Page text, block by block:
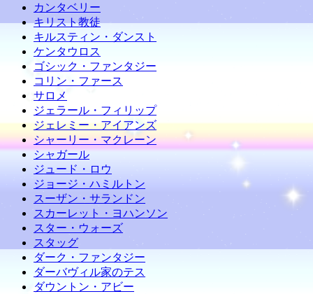
カンタベリー
キリスト教徒
キルスティン・ダンスト
ケンタウロス
ゴシック・ファンタジー
コリン・ファース
サロメ
ジェラール・フィリップ
ジェレミー・アイアンズ
シャーリー・マクレーン
シャガール
ジュード・ロウ
ジョージ・ハミルトン
スーザン・サランドン
スカーレット・ヨハンソン
スター・ウォーズ
スタッグ
ダーク・ファンタジー
ダーバヴィル家のテス
ダウントン・アビー